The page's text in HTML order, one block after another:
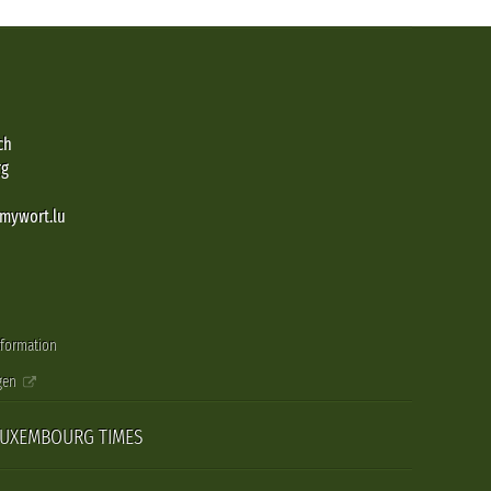
TIMES